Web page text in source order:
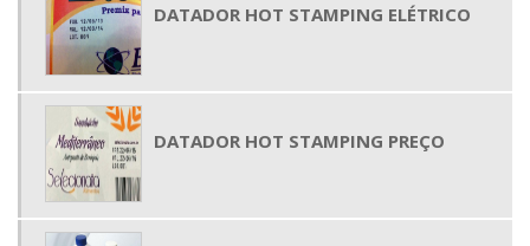
DATADOR HOT STAMPING ELÉTRICO
DATADOR HOT STAMPING PREÇO